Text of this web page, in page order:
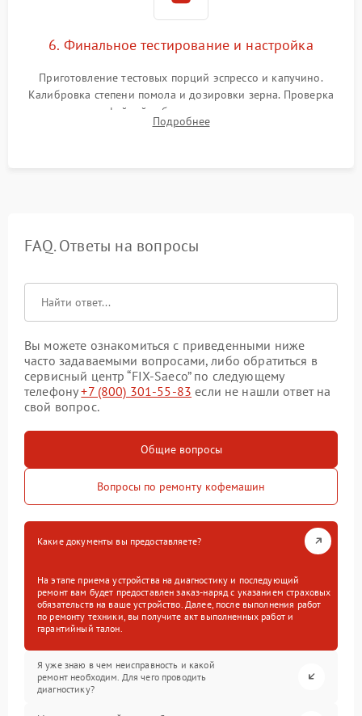
6. Финальное тестирование и настройка
Приготовление тестовых порций эспрессо и капучино.
Калибровка степени помола и дозировки зерна. Проверка
плотности кофейной таблетки, температуры напитка и
качества молочной пены. Контроль отсутствия посторонних
Подробнее
FAQ. Ответы на вопросы
Вы можете ознакомиться с приведенными ниже
часто задаваемыми вопросами, либо обратиться в
сервисный центр “FIX-Saeco” по следующему
телефону+7 (800) 301-55-83 если не нашли ответ на
свой вопрос.
Общие вопросы
Вопросы по ремонту кофемашин
Какие документы вы предоставляете?
На этапе приема устройства на диагностику и последующий
ремонт вам будет предоставлен заказ-наряд с указанием страховых
обязательств на ваше устройство. Далее, после выполнения работ
по ремонту техники, вы получите акт выполненных работ и
гарантийный талон.
Я уже знаю в чем неисправность и какой
ремонт необходим. Для чего проводить
диагностику?